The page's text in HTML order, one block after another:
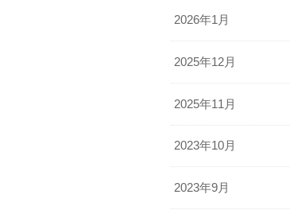
2026年1月
2025年12月
2025年11月
2023年10月
2023年9月